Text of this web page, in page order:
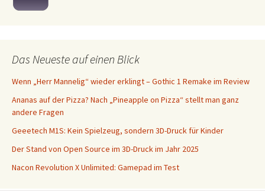
Das Neueste auf einen Blick
Wenn „Herr Mannelig“ wieder erklingt – Gothic 1 Remake im Review
Ananas auf der Pizza? Nach „Pineapple on Pizza“ stellt man ganz
andere Fragen
Geeetech M1S: Kein Spielzeug, sondern 3D-Druck für Kinder
Der Stand von Open Source im 3D-Druck im Jahr 2025
Nacon Revolution X Unlimited: Gamepad im Test